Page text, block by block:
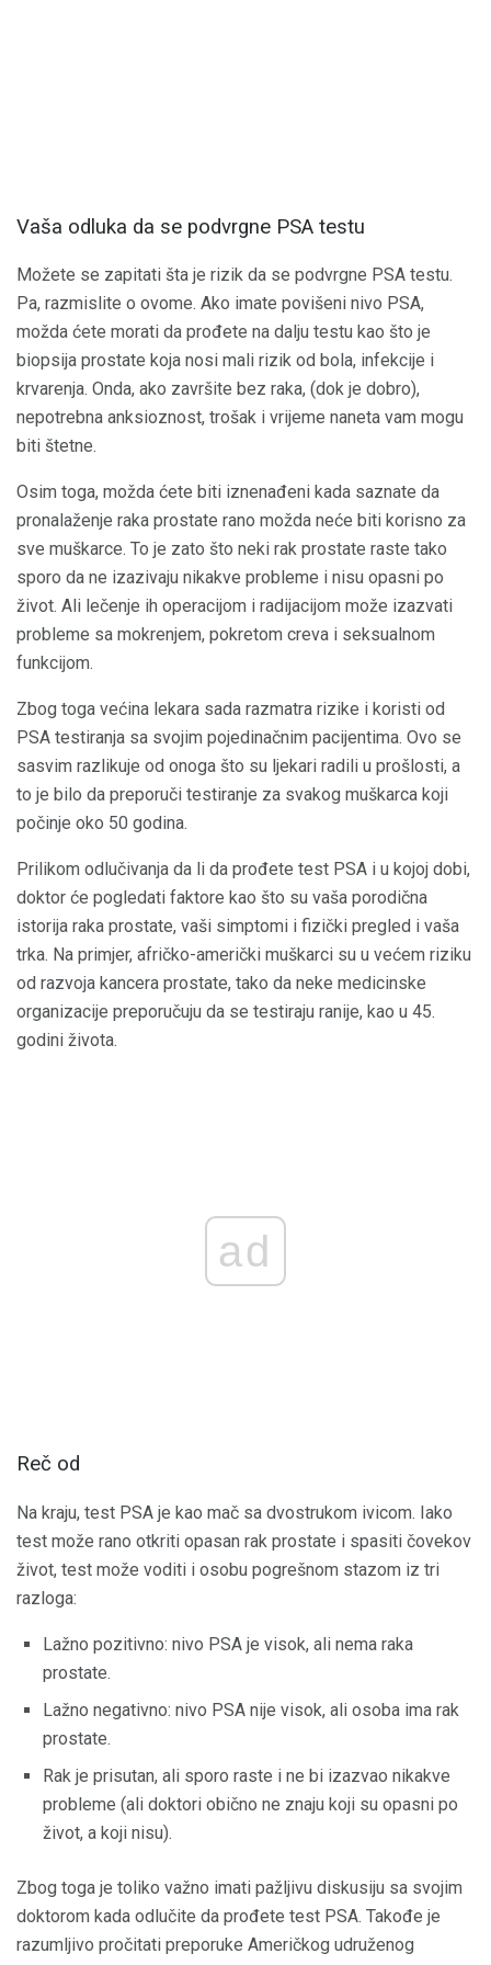
Vaša odluka da se podvrgne PSA testu
Možete se zapitati šta je rizik da se podvrgne PSA testu.
Pa, razmislite o ovome. Ako imate povišeni nivo PSA,
možda ćete morati da prođete na dalju testu kao što je
biopsija prostate koja nosi mali rizik od bola, infekcije i
krvarenja. Onda, ako završite bez raka, (dok je dobro),
nepotrebna anksioznost, trošak i vrijeme naneta vam mogu
biti štetne.
Osim toga, možda ćete biti iznenađeni kada saznate da
pronalaženje raka prostate rano možda neće biti korisno za
sve muškarce. To je zato što neki rak prostate raste tako
sporo da ne izazivaju nikakve probleme i nisu opasni po
život. Ali lečenje ih operacijom i radijacijom može izazvati
probleme sa mokrenjem, pokretom creva i seksualnom
funkcijom.
Zbog toga većina lekara sada razmatra rizike i koristi od
PSA testiranja sa svojim pojedinačnim pacijentima. Ovo se
sasvim razlikuje od onoga što su ljekari radili u prošlosti, a
to je bilo da preporuči testiranje za svakog muškarca koji
počinje oko 50 godina.
Prilikom odlučivanja da li da prođete test PSA i u kojoj dobi,
doktor će pogledati faktore kao što su vaša porodična
istorija raka prostate, vaši simptomi i fizički pregled i vaša
trka. Na primjer, afričko-američki muškarci su u većem riziku
od razvoja kancera prostate, tako da neke medicinske
organizacije preporučuju da se testiraju ranije, kao u 45.
godini života.
ad
Reč od
Na kraju, test PSA je kao mač sa dvostrukom ivicom. Iako
test može rano otkriti opasan rak prostate i spasiti čovekov
život, test može voditi i osobu pogrešnom stazom iz tri
razloga:
Lažno pozitivno: nivo PSA je visok, ali nema raka
prostate.
Lažno negativno: nivo PSA nije visok, ali osoba ima rak
prostate.
Rak je prisutan, ali sporo raste i ne bi izazvao nikakve
probleme (ali doktori obično ne znaju koji su opasni po
život, a koji nisu).
Zbog toga je toliko važno imati pažljivu diskusiju sa svojim
doktorom kada odlučite da prođete test PSA. Takođe je
razumljivo pročitati preporuke Američkog udruženog